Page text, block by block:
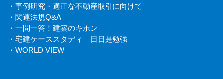
・事例研究・適正な不動産取引に向けて
・関連法規Q&A
・一問一答！建築のキホン
・宅建ケーススタディ 日日是勉強
・WORLD VIEW